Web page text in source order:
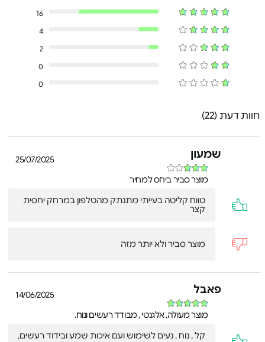
שיחות חדות וצלולות
בידיים, ופועל טוב לא פחות עבור הצטרפות לשיעור מקוון או
לפגישת עבודה.
לנוחות מלאה, ניתן לשייך את אוזניות Bluetooth®‎ אלה לשני
התקני Bluetooth בו-זמנית, כך שכשמתקבלת שיחה,
האוזניות מזהות את המכשיר שמצלצל ומתחברות אליו
16
4
2
0
0
חוות דעת (22)
שמעון
מוצר סביר ביחס למחיר
25/07/2025
טווח קליטה בעייתי מתנתק מהטלפון במרחק יחסית
קצר
מוצר סביר ולא יותר מזה
פאבל
מוצר מעולה, אלגנטי , מבודד רעשים ונוח.
14/06/2025
קל , נוח , נעים לשימוש ועם איכות שמע ובידוד רעשים,